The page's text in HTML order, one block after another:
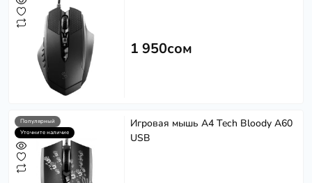
1 950сом
Популярный
Уточните наличие
Игровая мышь A4 Tech Bloody A60
USB